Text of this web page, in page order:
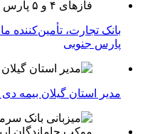
پارس جنوبی
مدیر استان گیلان بیمه